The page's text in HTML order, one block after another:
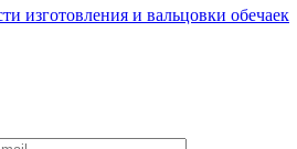
изготовления и вальцовки обечаек